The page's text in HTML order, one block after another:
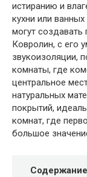
истиранию и
кухни или
могут создавать
Ковролин, с его
звукоизоляции,
комнаты, где
центральное
натуральных
покрытий,
комнат, где
большое
Содержание